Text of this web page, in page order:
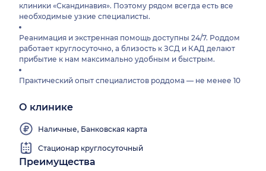
клиники «Скандинавия». Поэтому рядом всегда есть все
необходимые узкие специалисты.
Реанимация и экстренная помощь доступны 24/7. Роддом
работает круглосуточно, а близость к ЗСД и КАД делают
прибытие к нам максимально удобным и быстрым.
Практический опыт специалистов роддома — не менее 10
Мы придерживаемся концепции хюгге-родов — родов в
уютной, спокойной, почти домашней обстановке.
Создавать ее нам помогает заботливый медицинский
персонал, особое оформление палат, возможность зажечь
свечи и включить музыку в родильном зале.
О клинике
Наличные, Банковская карта
Стационар круглосуточный
Преимущества
Близко